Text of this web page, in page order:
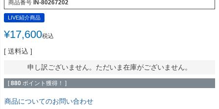
商品番号 IN-80267202
LIVE紹介商品
¥17,600税込
送料込
申し訳ございません。ただいま在庫がございません。
[ 880 ポイント獲得！ ]
商品についてのお問い合わせ